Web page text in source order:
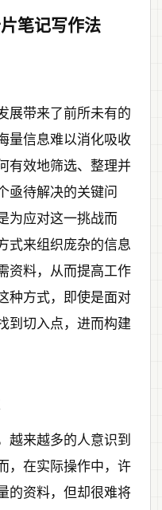
笔记写作法
展带来了前所未有的
量信息难以消化吸收
有效地筛选、整理并
亟待解决的关键问
为应对这一挑战而
式来组织庞杂的信息
资料，从而提高工作
种方式，即使是面对
到切入点，进而构建
越来越多的人意识到
，在实际操作中，许
的资料，但却很难将